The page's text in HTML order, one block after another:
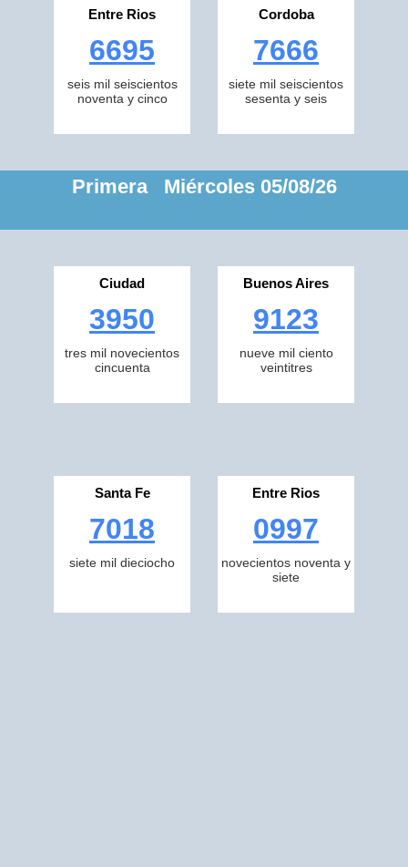
Entre Rios
6695
seis mil seiscientos
noventa y cinco
Cordoba
7666
siete mil seiscientos
sesenta y seis
Primera Miércoles 05/08/26
Ciudad
3950
tres mil novecientos
cincuenta
Buenos Aires
9123
nueve mil ciento
veintitres
Santa Fe
7018
siete mil dieciocho
Entre Rios
0997
novecientos noventa y
siete